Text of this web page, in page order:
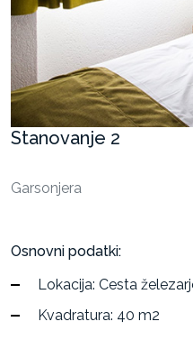
oddajo
in
prodajo
Stanovanje 2
Garsonjera
Osnovni podatki:
Lokacija: Cesta
Kvadratura: 40 m2